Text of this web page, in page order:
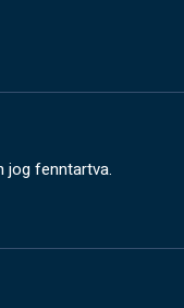
jog fenntartva.